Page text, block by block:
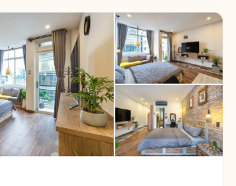
в Район 2 - Тхао Дьен / Ан Фу